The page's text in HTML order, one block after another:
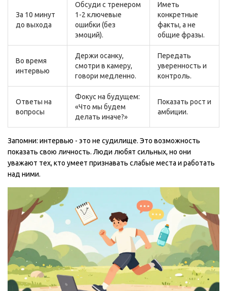
За 10 минут
до выхода
Обсуди с тренером
1-2 ключевые
ошибки (без
эмоций).
Иметь
конкретные
факты, а не
общие фразы.
Во время
интервью
Держи осанку,
смотри в камеру,
говори медленно.
Передать
уверенность и
контроль.
Ответы на
вопросы
Фокус на будущем:
«Что мы будем
делать иначе?»
Показать рост и
амбиции.
Запомни: интервью - это не судилище. Это возможность
показать свою личность. Люди любят сильных, но они
уважают тех, кто умеет признавать слабые места и работать
над ними.